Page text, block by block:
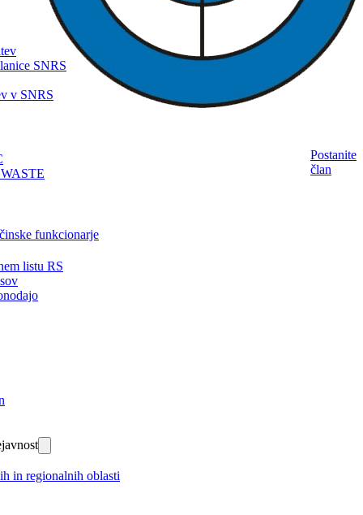
SNRS
v SNRS
funkcionarje
listu RS
in regionalnih oblasti
Postanite
član